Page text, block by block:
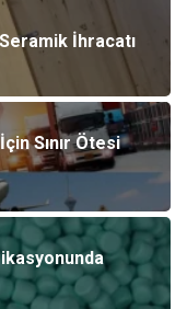
İhracatı
Sınır Ötesi